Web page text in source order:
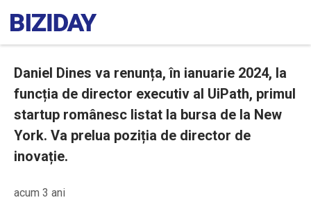
Daniel Dines va renunța, în ianuarie 2024, la
funcția de director executiv al UiPath, primul
startup românesc listat la bursa de la New
York. Va prelua poziția de director de
inovație.
acum 3 ani